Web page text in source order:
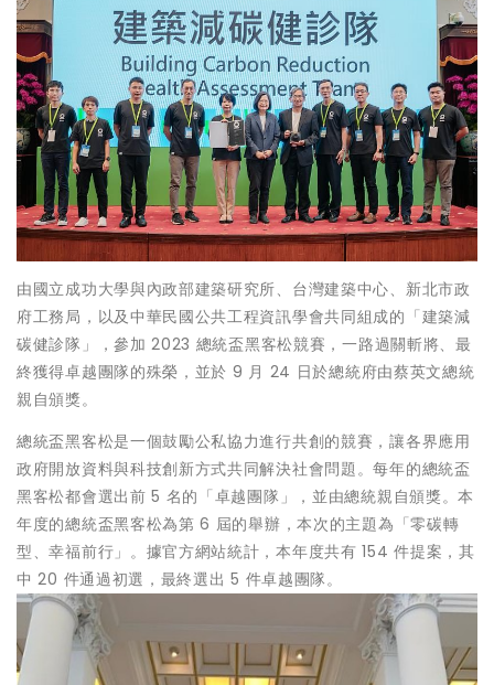
由國立成功大學與內政部建築研究所、台灣建築中心、新北市政
府工務局，以及中華民國公共工程資訊學會共同組成的「建築減
碳健診隊」，參加 2023 總統盃黑客松競賽，一路過關斬將、最
終獲得卓越團隊的殊榮，並於 9 月 24 日於總統府由蔡英文總統
親自頒獎。
總統盃黑客松是一個鼓勵公私協力進行共創的競賽，讓各界應用
政府開放資料與科技創新方式共同解決社會問題。每年的總統盃
黑客松都會選出前 5 名的「卓越團隊」，並由總統親自頒獎。本
年度的總統盃黑客松為第 6 屆的舉辦，本次的主題為「零碳轉
型、幸福前行」。據官方網站統計，本年度共有 154 件提案，其
中 20 件通過初選，最終選出 5 件卓越團隊。